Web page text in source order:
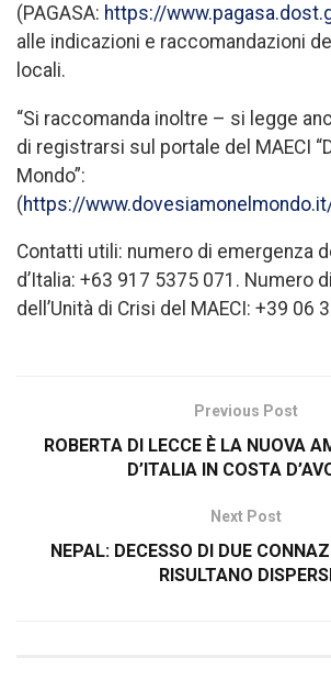
(PAGASA: https://
alle indicazioni e raccomandazioni
locali.
“Si raccomanda inoltre – si legge
di registrarsi sul portale del MAECI
Mondo”:
(https://
Contatti utili: numero di emergenza
d’Italia: +63 917 5375 071. Numero
dell’Unità di Crisi del MAECI: +39 06
Previous Post
ROBERTA DI LECCE È LA NUOVA
D’ITALIA IN COSTA
Next Post
NEPAL: DECESSO DI DUE
RISULTANO